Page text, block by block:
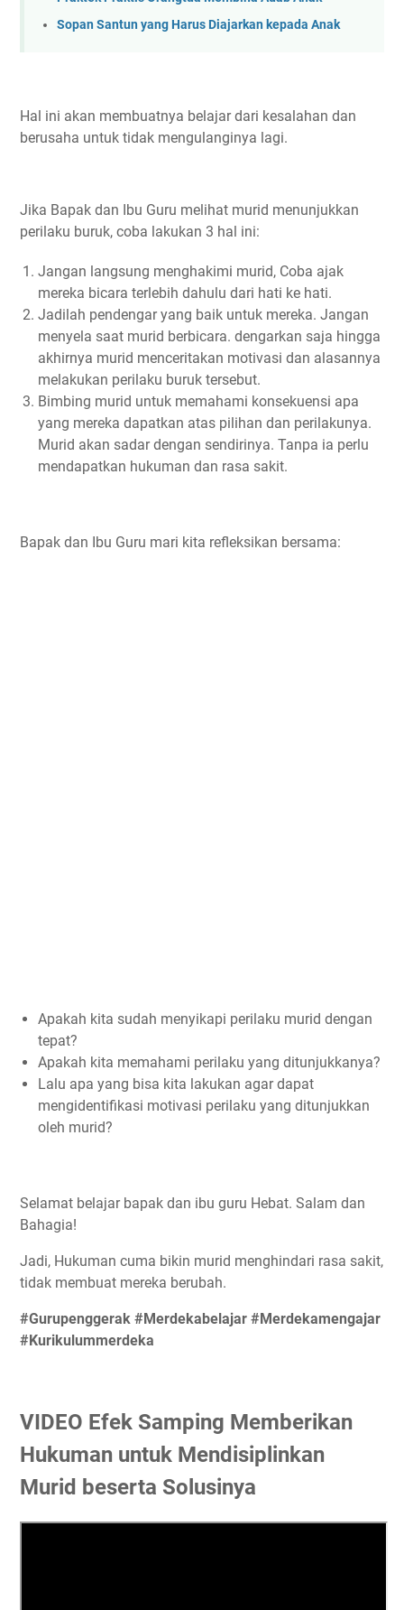
Sopan Santun yang Harus Diajarkan kepada Anak
Hal ini akan membuatnya belajar dari kesalahan dan
berusaha untuk tidak mengulanginya lagi.
Jika Bapak dan Ibu Guru melihat murid menunjukkan
perilaku buruk, coba lakukan 3 hal ini:
Jangan langsung menghakimi murid, Coba ajak
mereka bicara terlebih dahulu dari hati ke hati.
Jadilah pendengar yang baik untuk mereka. Jangan
menyela saat murid berbicara. dengarkan saja hingga
akhirnya murid menceritakan motivasi dan alasannya
melakukan perilaku buruk tersebut.
Bimbing murid untuk memahami konsekuensi apa
yang mereka dapatkan atas pilihan dan perilakunya.
Murid akan sadar dengan sendirinya. Tanpa ia perlu
mendapatkan hukuman dan rasa sakit.
Bapak dan Ibu Guru mari kita refleksikan bersama:
Apakah kita sudah menyikapi perilaku murid dengan
tepat?
Apakah kita memahami perilaku yang ditunjukkanya?
Lalu apa yang bisa kita lakukan agar dapat
mengidentifikasi motivasi perilaku yang ditunjukkan
oleh murid?
Selamat belajar bapak dan ibu guru Hebat. Salam dan
Bahagia!
Jadi, Hukuman cuma bikin murid menghindari rasa sakit,
tidak membuat mereka berubah.
#Gurupenggerak #Merdekabelajar #Merdekamengajar
#Kurikulummerdeka
VIDEO Efek Samping Memberikan
Hukuman untuk Mendisiplinkan
Murid beserta Solusinya